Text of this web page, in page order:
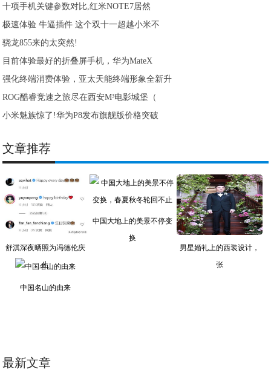
十项手机关键参数对比,红米NOTE7居然
极速体验 牛逼插件 这个双十一超越小米不
骁龙855来的太突然!
目前体验最好的折叠屏手机，华为MateX
强化终端消费体验，亚太天能终端形象全新升
ROG酷睿竞速之旅尽在西安M³电影城堡（
小米魅族惊了!华为P8发布旗舰版价格突破
文章推荐
舒淇深夜晒照为冯德伦庆
生
中国大地上的美景不停变
换
男星婚礼上的西装设计，
张
中国名山的由来
最新文章